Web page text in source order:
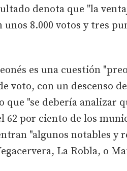
denota que "la
unos 8.000 votos y tres
es una cuestión
voto, con un descenso
que "se debería analizar
62 por ciento de los
"algunos notables y
La Robla, o